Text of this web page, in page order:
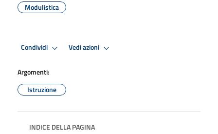
Modulistica
Condividi Vedi azioni
Argomenti:
Istruzione
INDICE DELLA PAGINA